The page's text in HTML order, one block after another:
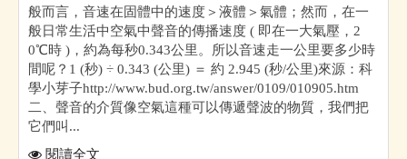
般而言，音速在固體中的速度＞液體＞氣體；然而，在一
般日常生活中空氣中聲音的傳播速度 ( 即在一大氣壓，2
0℃時 )，約為每秒0.343公里。所以音速走一公里要多少時
間呢？1 (秒) ÷ 0.343 (公里) ＝ 約 2.945 (秒/公里)來源：科
學小芽子http://www.bud.org.tw/answer/0109/010905.htm
二、聲音的介質像空氣這種可以傳遞聲波的物質，我們把
它們叫...
閱讀全文